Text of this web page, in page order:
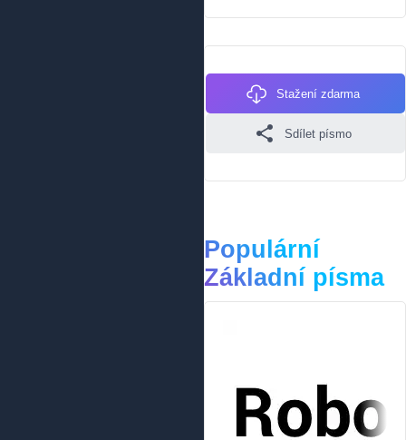
Stažení zdarma
Sdílet písmo
Populární
Základní písma